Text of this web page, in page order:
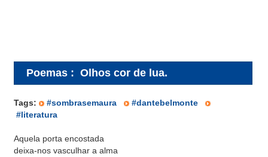
Poemas : Olhos cor de lua.
Tags: #sombrasemaura
#dantebelmonte
#literatura
Aquela porta encostada
deixa-nos vasculhar a alma